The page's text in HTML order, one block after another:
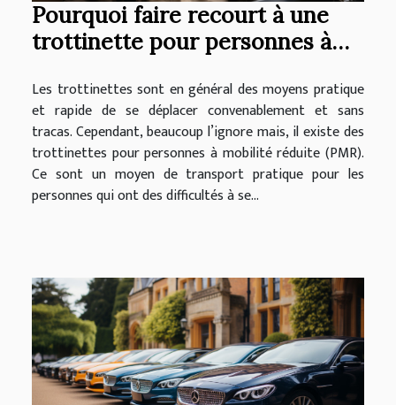
Pourquoi faire recourt à une
trottinette pour personnes à
Les trottinettes sont en général des moyens pratique
et rapide de se déplacer convenablement et sans
tracas. Cependant, beaucoup l’ignore mais, il existe des
trottinettes pour personnes à mobilité réduite (PMR).
Ce sont un moyen de transport pratique pour les
personnes qui ont des difficultés à se...